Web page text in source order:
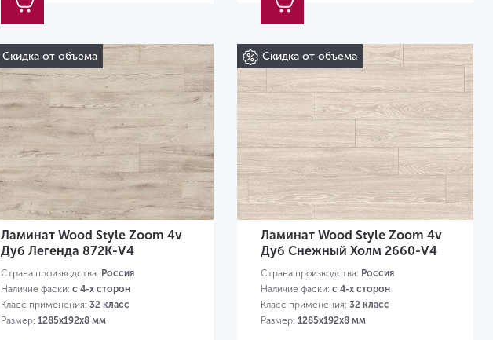
Скидка от объема
Ламинат Wood Style Zoom 4v
Дуб Легенда 872K-V4
Страна производства: Россия
Наличие фаски: с 4-х сторон
Класс применения: 32 класс
Размер: 1285х192х8 мм
Скидка от объема
Ламинат Wood Style Zoom 4v
Дуб Снежный Холм 2660-V4
Страна производства: Россия
Наличие фаски: с 4-х сторон
Класс применения: 32 класс
Размер: 1285х192х8 мм